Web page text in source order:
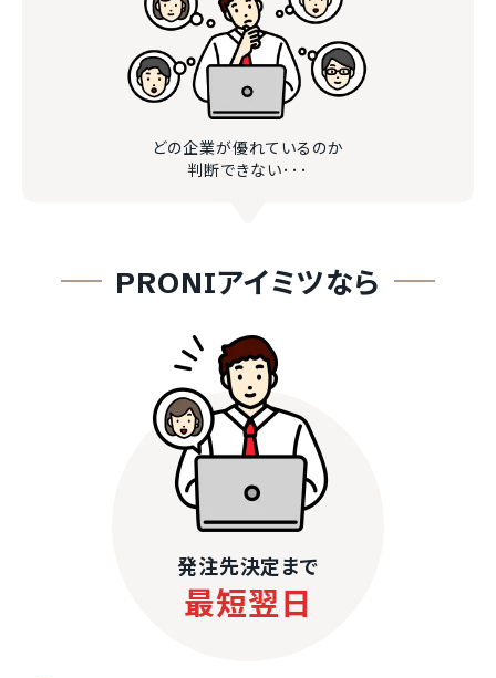
どの企業が優れているのか
判断できない･･･
PRONIアイミツなら
発注先決定まで
最短翌日